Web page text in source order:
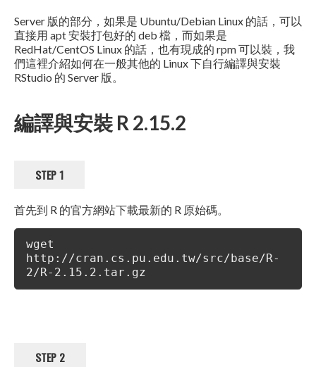
Server 版的部分，如果是 Ubuntu/Debian Linux 的話，可以
直接用 apt 安裝打包好的 deb 檔，而如果是
RedHat/CentOS Linux 的話，也有現成的 rpm 可以裝，我
們這裡介紹如何在一般其他的 Linux 下自行編譯與安裝
RStudio 的 Server 版。
編譯與安裝 R 2.15.2
STEP 1
首先到 R 的官方網站下載最新的 R 原始碼。
wget
http://cran.cs.pu.edu.tw/src/base/R-
2/R-2.15.2.tar.gz
STEP 2